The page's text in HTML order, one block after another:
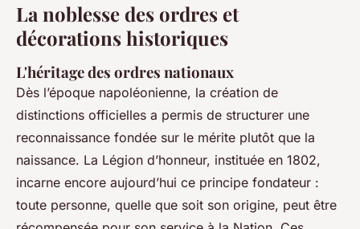
La noblesse des ordres et
décorations historiques
L'héritage des ordres nationaux
Dès l’époque napoléonienne, la création de
distinctions officielles a permis de structurer une
reconnaissance fondée sur le mérite plutôt que la
naissance. La Légion d’honneur, instituée en 1802,
incarne encore aujourd’hui ce principe fondateur :
toute personne, quelle que soit son origine, peut être